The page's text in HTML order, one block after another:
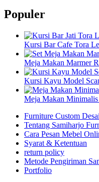
Populer
Kursi Bar Cafe Tora
Meja Makan Marmer
Kursi Kayu Model
Meja Makan
Furniture Custom
Tentang Samiharjo
Cara Pesan Mebel
Syarat & Ketentuan
return policy
Metode Pengiriman
Portfolio